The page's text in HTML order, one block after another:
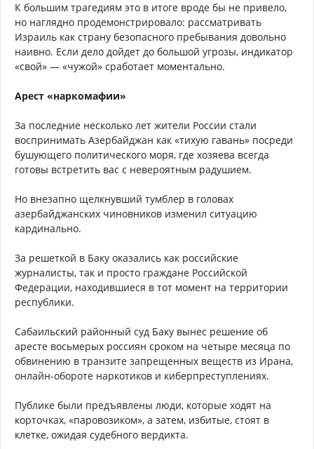
К большим трагедиям это в итоге вроде бы не привело,
но наглядно продемонстрировало: рассматривать
Израиль как страну безопасного пребывания довольно
наивно. Если дело дойдет до большой угрозы, индикатор
«свой» — «чужой» сработает моментально.
Арест «наркомафии»
За последние несколько лет жители России стали
воспринимать Азербайджан как «тихую гавань» посреди
бушующего политического моря, где хозяева всегда
готовы встретить вас с невероятным радушием.
Но внезапно щелкнувший тумблер в головах
азербайджанских чиновников изменил ситуацию
кардинально.
За решеткой в Баку оказались как российские
журналисты, так и просто граждане Российской
Федерации, находившиеся в тот момент на территории
республики.
Сабаильский районный суд Баку вынес решение об
аресте восьмерых россиян сроком на четыре месяца по
обвинению в транзите запрещенных веществ из Ирана,
онлайн-обороте наркотиков и киберпреступлениях.
Публике были предъявлены люди, которые ходят на
корточках, «паровозиком», а затем, избитые, стоят в
клетке, ожидая судебного вердикта.